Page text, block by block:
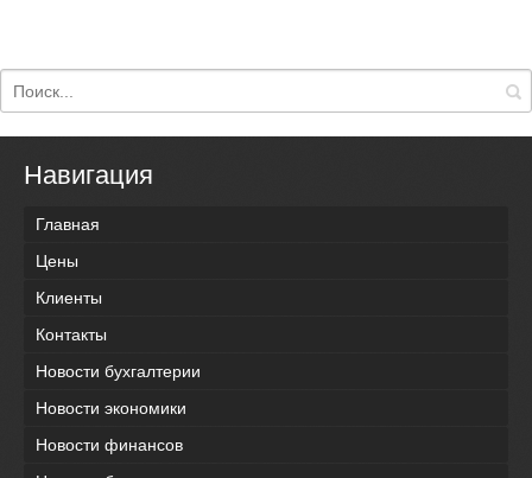
Навигация
Главная
Цены
Клиенты
Контакты
Новости бухгалтерии
Новости экономики
Новости финансов